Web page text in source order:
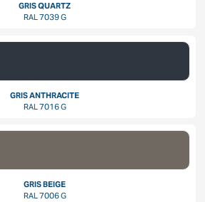
GRIS QUARTZ
RAL 7039 G
GRIS ANTHRACITE
RAL 7016 G
GRIS BEIGE
RAL 7006 G